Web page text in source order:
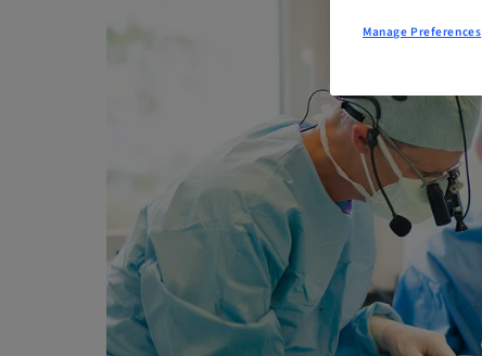
Manage Preferences